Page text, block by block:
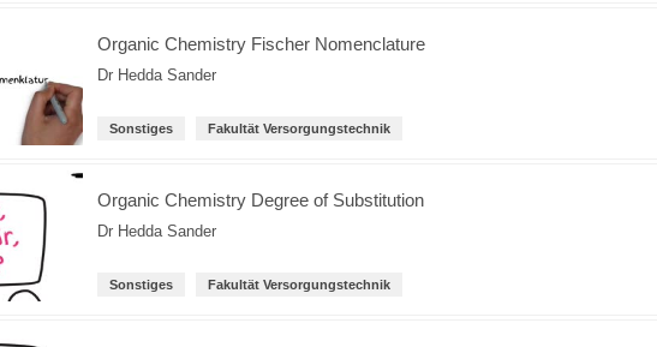
Organic Chemistry Fischer Nomenclature
Dr Hedda Sander
Sonstiges Fakultät Versorgungstechnik
Organic Chemistry Degree of Substitution
Dr Hedda Sander
Sonstiges Fakultät Versorgungstechnik